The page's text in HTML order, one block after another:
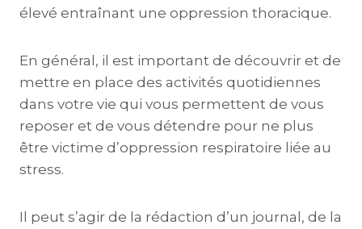
élevé entraînant une oppression thoracique.
En général, il est important de découvrir et de
mettre en place des activités quotidiennes
dans votre vie qui vous permettent de vous
reposer et de vous détendre pour ne plus
être victime d’oppression respiratoire liée au
stress.
Il peut s’agir de la rédaction d’un journal, de la